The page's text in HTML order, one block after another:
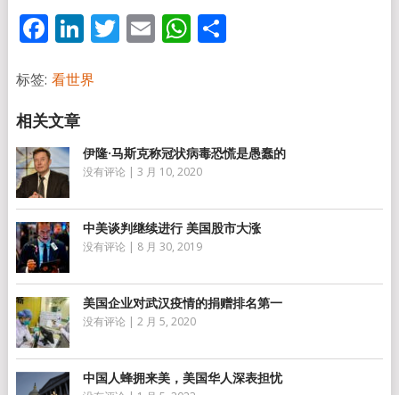
Facebook
LinkedIn
Twitter
EmailWhatsApp
分
标签: 看世界
伊隆·马斯克称冠状病毒恐慌是愚蠢的
没有评论 | 3 月 10, 2020
中美谈判继续进行 美国股市大涨
没有评论 | 8 月 30, 2019
美国企业对武汉疫情的捐赠排名第一
没有评论 | 2 月 5, 2020
中国人蜂拥来美，美国华人深表担忧